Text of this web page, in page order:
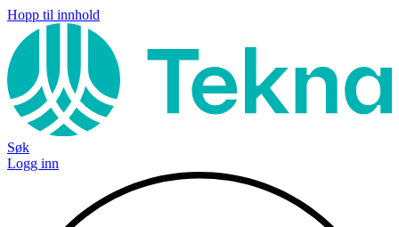
Hopp til innhold
Søk
Logg inn